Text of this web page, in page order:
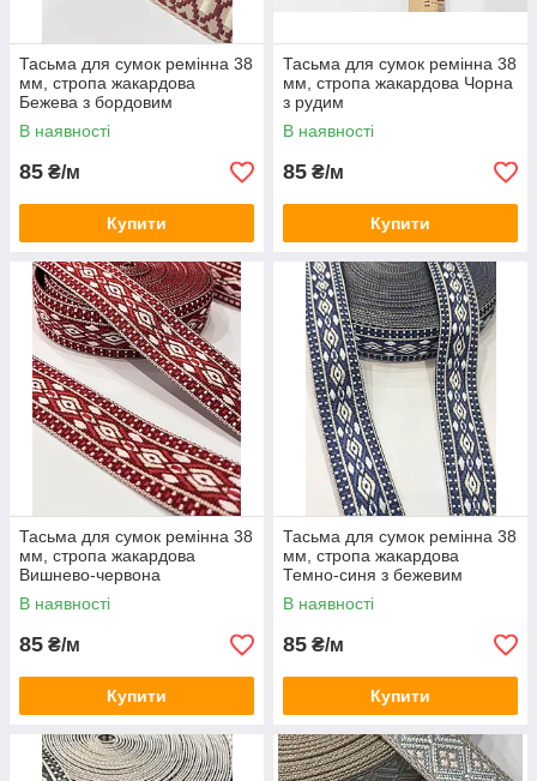
Тасьма для сумок ремінна 38
мм, стропа жакардова
Бежева з бордовим
В наявності
85 ₴/м
Купити
Тасьма для сумок ремінна 38
мм, стропа жакардова Чорна
з рудим
В наявності
85 ₴/м
Купити
Тасьма для сумок ремінна 38
мм, стропа жакардова
Вишнево-червона
В наявності
85 ₴/м
Купити
Тасьма для сумок ремінна 38
мм, стропа жакардова
Темно-синя з бежевим
В наявності
85 ₴/м
Купити